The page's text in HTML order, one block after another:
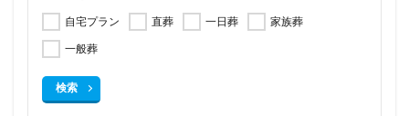
自宅プラン 直葬 一日葬
家族葬
一般葬
検索